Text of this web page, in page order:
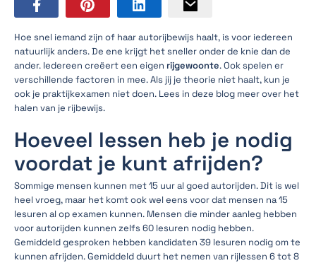
Hoe snel iemand zijn of haar autorijbewijs haalt, is voor iedereen
natuurlijk anders. De ene krijgt het sneller onder de knie dan de
ander. Iedereen creëert een eigen rijgewoonte. Ook spelen er
verschillende factoren in mee. Als jij je theorie niet haalt, kun je
ook je praktijkexamen niet doen. Lees in deze blog meer over het
halen van je rijbewijs.
Hoeveel lessen heb je nodig
voordat je kunt afrijden?
Sommige mensen kunnen met 15 uur al goed autorijden. Dit is wel
heel vroeg, maar het komt ook wel eens voor dat mensen na 15
lesuren al op examen kunnen. Mensen die minder aanleg hebben
voor autorijden kunnen zelfs 60 lesuren nodig hebben.
Gemiddeld gesproken hebben kandidaten 39 lesuren nodig om te
kunnen afrijden. Gemiddeld duurt het nemen van rijlessen 6 tot 8